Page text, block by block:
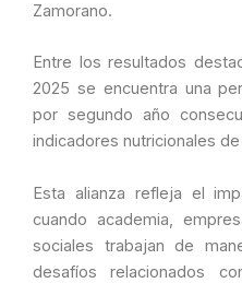
Zamorano.
Entre los resultados
2025 se encuentra una
por segundo año
indicadores nutricionales
Esta alianza refleja el
cuando academia,
sociales trabajan de
desafíos relacionados